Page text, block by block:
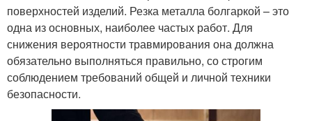
поверхностей изделий. Резка металла болгаркой – это
одна из основных, наиболее частых работ. Для
снижения вероятности травмирования она должна
обязательно выполняться правильно, со строгим
соблюдением требований общей и личной техники
безопасности.